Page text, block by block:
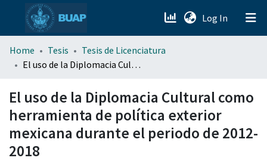
Log In (current)
menu.section.about_menu
Home Tesis
Tesis de Licenciatura
El uso de la Diplomacia Cultural como herramienta de política exterior mexicana durante el periodo de 2012-2018
El uso de la Diplomacia Cultural como
herramienta de política exterior
mexicana durante el periodo de 2012-
2018